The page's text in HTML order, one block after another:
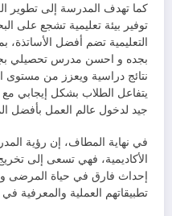
كما تهدف المدرسة إلى تطوير
توفير بيئة تعليمية تشجع على
التعليمية تضم أفضل
بجده و احسن مدرس تحصيلي
نتائج دراسية ويعزز من مستوى
يتفاعل الطلاب بشكل إيجابي
جيد لدخول عالم العمل بأفضل
في نهاية المطاف، إن رؤية
الأكاديمية، فهي تسعى إلى
إحداث فارق في حياة المرضى
تطبيقاتهم العملية والمعرفية في